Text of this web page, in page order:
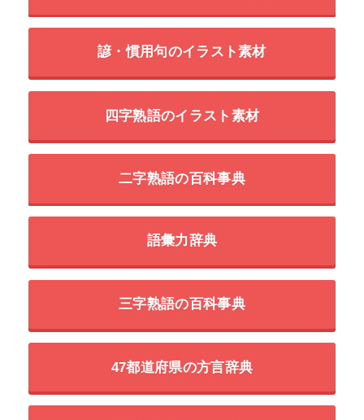
諺・慣用句のイラスト素材
四字熟語のイラスト素材
二字熟語の百科事典
語彙力辞典
三字熟語の百科事典
47都道府県の方言辞典